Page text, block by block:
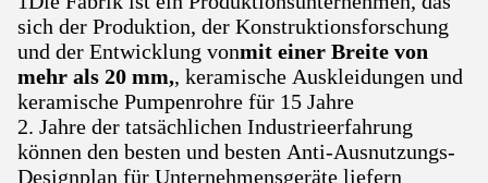
sich der Produktion, der Konstruktionsforschung
und der Entwicklung vonmit einer Breite von
mehr als 20 mm,, keramische Auskleidungen und
keramische Pumpenrohre für 15 Jahre
2. Jahre der tatsächlichen Industrieerfahrung
können den besten und besten Anti-Ausnutzungs-
Designplan für Unternehmensgeräte liefern